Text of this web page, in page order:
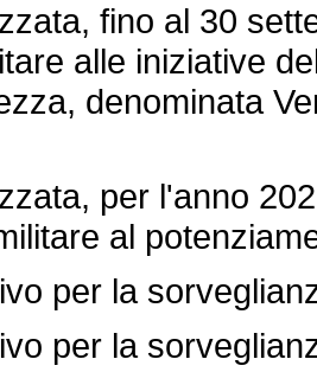
fino al 30
alle iniziative
denominata
per l'anno
al
per la
per la